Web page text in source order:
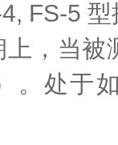
FS-5
上，当被
。处于